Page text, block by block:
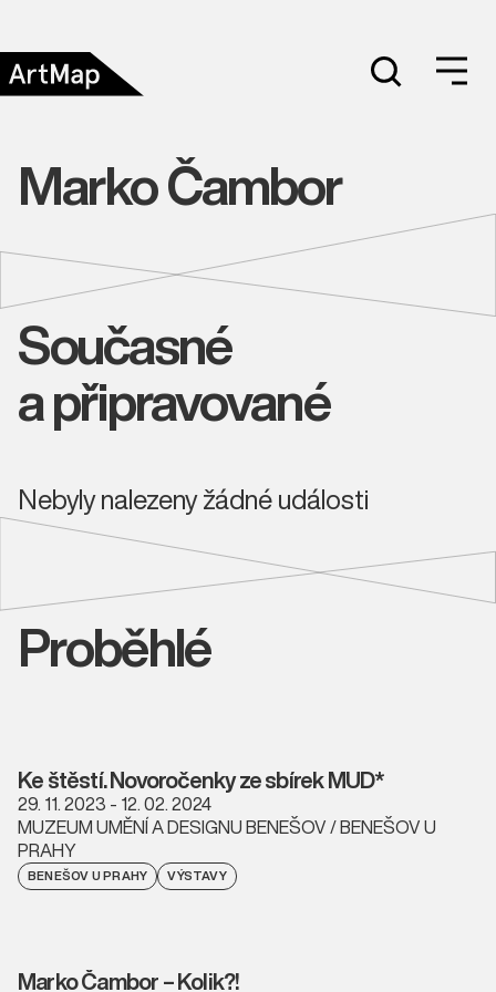
Marko Čambor
Současné
a připravované
Nebyly nalezeny žádné události
Proběhlé
Ke štěstí. Novoročenky ze sbírek MUD*
29. 11. 2023 - 12. 02. 2024
MUZEUM UMĚNÍ A DESIGNU BENEŠOV / BENEŠOV U
PRAHY
BENEŠOV U PRAHY VÝSTAVY
Marko Čambor – Kolik?!